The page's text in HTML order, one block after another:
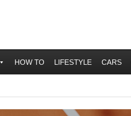
HOW TO LIFESTYLE CARS